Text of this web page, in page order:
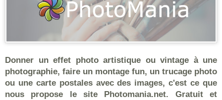
Donner un effet photo artistique ou vintage à une
photographie, faire un montage fun, un trucage photo
ou une carte postales avec des images, c'est ce que
nous propose le site Photomania.net. Gratuit et